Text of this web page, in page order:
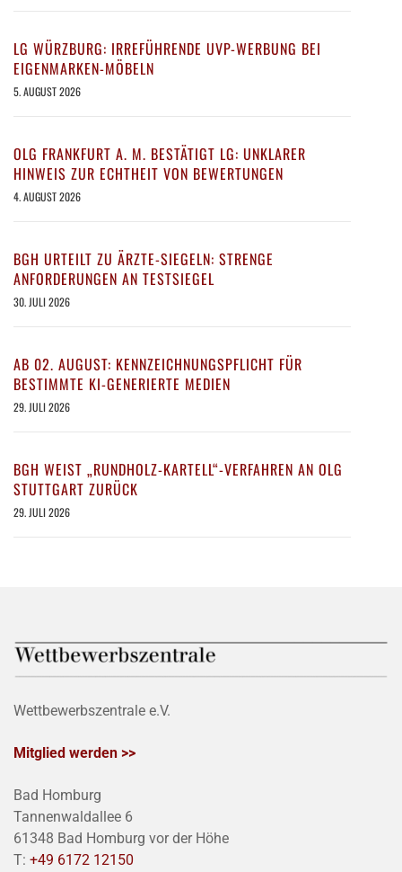
LG WÜRZBURG: IRREFÜHRENDE UVP-WERBUNG BEI
EIGENMARKEN-MÖBELN
5. AUGUST 2026
OLG FRANKFURT A. M. BESTÄTIGT LG: UNKLARER
HINWEIS ZUR ECHTHEIT VON BEWERTUNGEN
4. AUGUST 2026
BGH URTEILT ZU ÄRZTE-SIEGELN: STRENGE
ANFORDERUNGEN AN TESTSIEGEL
30. JULI 2026
AB 02. AUGUST: KENNZEICHNUNGSPFLICHT FÜR
BESTIMMTE KI-GENERIERTE MEDIEN
29. JULI 2026
BGH WEIST „RUNDHOLZ-KARTELL“-VERFAHREN AN OLG
STUTTGART ZURÜCK
29. JULI 2026
Wettbewerbszentrale e.V.
Mitglied werden >>
Bad Homburg
Tannenwaldallee 6
61348 Bad Homburg vor der Höhe
T: +49 6172 12150